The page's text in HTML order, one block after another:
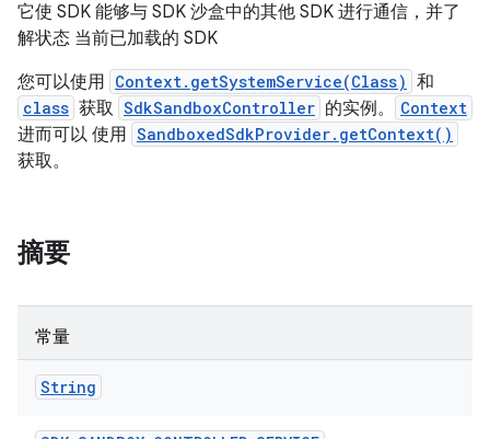
它使 SDK 能够与 SDK 沙盒中的其他 SDK 进行通信，并了
解状态 当前已加载的 SDK
您可以使用 Context.getSystemService(Class) 和
class 获取 SdkSandboxController 的实例。 Context
进而可以 使用 SandboxedSdkProvider.getContext()
获取。
摘要
常量
String